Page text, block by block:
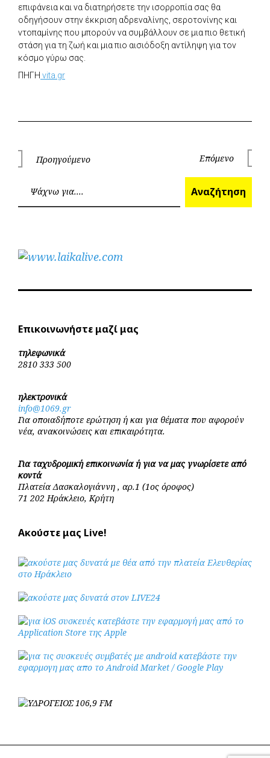
επιφάνεια και να διατηρήσετε την ισορροπία σας θα
οδηγήσουν στην έκκριση αδρεναλίνης, σεροτονίνης και
ντοπαμίνης που μπορούν να συμβάλλουν σε μια πιο θετική
στάση για τη ζωή και μια πιο αισιόδοξη αντίληψη για τον
κόσμο γύρω σας.
ΠΗΓΗ vita.gr
Πλοήγηση
άρθρων
Προηγούμενο Επόμενο
Αναζήτηση
Επικοινωνήστε μαζί μας
τηλεφωνικά
2810 333 500
ηλεκτρονικά
info@1069.gr
Για οποιαδήποτε ερώτηση ή και για θέματα που αφορούν
νέα, ανακοινώσεις και επικαιρότητα.
Για ταχυδρομική επικοινωνία ή για να μας γνωρίσετε από
κοντά
Πλατεία Δασκαλογιάννη , αρ.1 (1ος όροφος)
71 202 Ηράκλειο, Κρήτη
Ακούστε μας Live!